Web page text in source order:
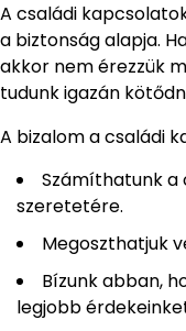
A családi
a biztonság alapja.
akkor nem érezzük
tudunk igazán
A bizalom a családi
Számíthatunk
szeretetére.
Megoszthatjuk
Bízunk abban,
legjobb